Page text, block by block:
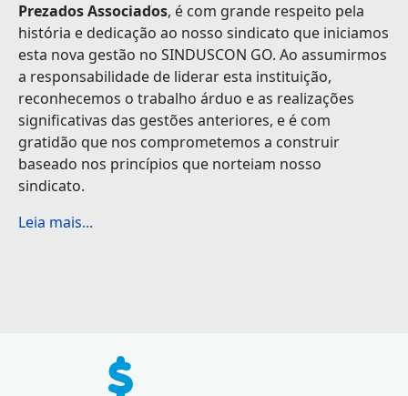
Prezados Associados, é com grande respeito pela
história e dedicação ao nosso sindicato que iniciamos
esta nova gestão no SINDUSCON GO. Ao assumirmos
a responsabilidade de liderar esta instituição,
reconhecemos o trabalho árduo e as realizações
significativas das gestões anteriores, e é com
gratidão que nos comprometemos a construir
baseado nos princípios que norteiam nosso
sindicato.
Leia mais...